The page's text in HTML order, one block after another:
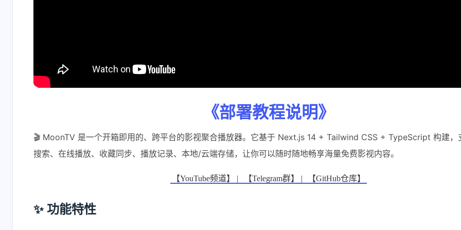
《部署教程说明》
🎬 MoonTV 是一个开箱即用的、跨平台的影视聚合播放器。它基于 Next.js 14 + Tailwind CSS + TypeScript 构建，
搜索、在线播放、收藏同步、播放记录、本地/云端存储，让你可以随时随地畅享海量免费影视内容。
【YouTube频道】 | 【Telegram群】 | 【GitHub仓库】
✨ 功能特性